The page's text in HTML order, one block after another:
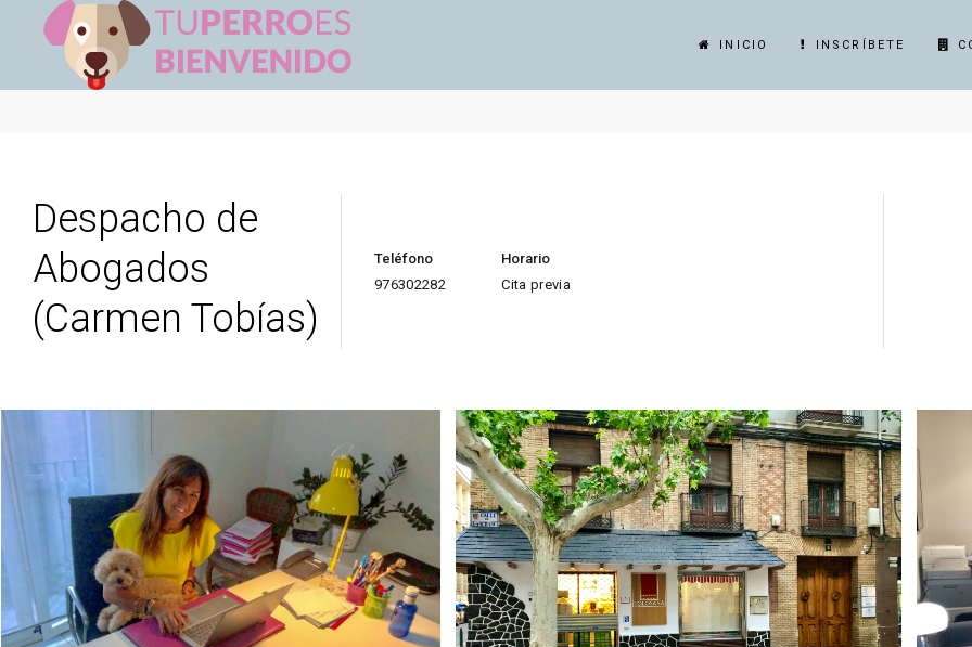
INICIO INSCRÍBETE
Despacho de
Abogados
(Carmen Tobías)
Teléfono
976302282
Horario
Cita previa